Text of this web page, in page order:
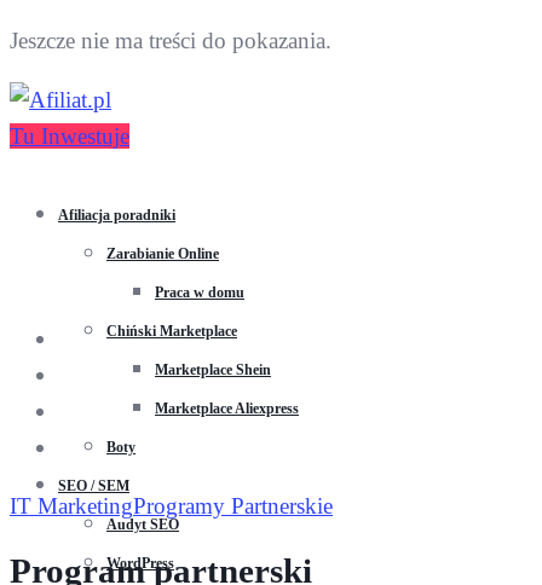
Jeszcze nie ma treści do pokazania.
Tu Inwestuje
Afiliacja poradniki
Zarabianie Online
Praca w domu
Chiński Marketplace
Marketplace Shein
Marketplace Aliexpress
Boty
SEO / SEM
Audyt SEO
WordPress
IT MarketingProgramy Partnerskie
Program partnerski